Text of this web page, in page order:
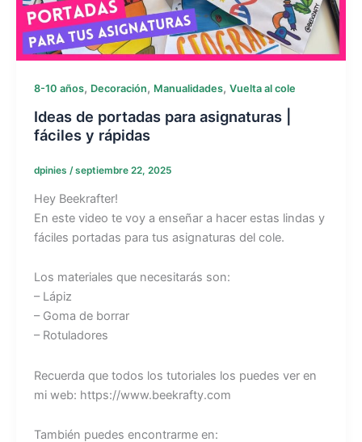
8-10 años, Decoración, Manualidades, Vuelta al cole
Ideas de portadas para asignaturas |
fáciles y rápidas
dpinies /septiembre 22, 2025
Hey Beekrafter!
En este video te voy a enseñar a hacer estas lindas y
fáciles portadas para tus asignaturas del cole.
Los materiales que necesitarás son:
– Lápiz
– Goma de borrar
– Rotuladores
Recuerda que todos los tutoriales los puedes ver en
mi web: https://www.beekrafty.com
También puedes encontrarme en: